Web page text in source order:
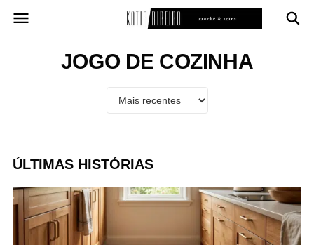
para
JOGO DE COZINHA
ÚLTIMAS HISTÓRIAS